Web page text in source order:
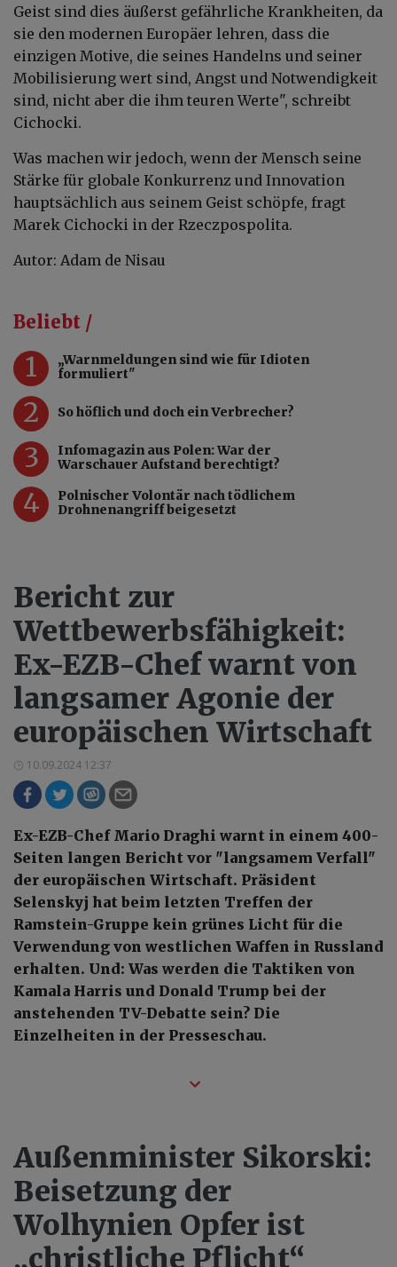
Geist sind dies äußerst gefährliche Krankheiten, da
sie den modernen Europäer lehren, dass die
einzigen Motive, die seines Handelns und seiner
Mobilisierung wert sind, Angst und Notwendigkeit
sind, nicht aber die ihm teuren Werte", schreibt
Cichocki.
Was machen wir jedoch, wenn der Mensch seine
Stärke für globale Konkurrenz und Innovation
hauptsächlich aus seinem Geist schöpfe, fragt
Marek Cichocki in der Rzeczpospolita.
Autor: Adam de Nisau
Beliebt /
1
„Warnmeldungen sind wie für Idioten
formuliert"
2 So höflich und doch ein Verbrecher?
3
Infomagazin aus Polen: War der
Warschauer Aufstand berechtigt?
4
Polnischer Volontär nach tödlichem
Drohnenangriff beigesetzt
Bericht zur
Wettbewerbsfähigkeit:
Ex-EZB-Chef warnt von
langsamer Agonie der
europäischen Wirtschaft
10.09.2024 12:37
Ex-EZB-Chef Mario Draghi warnt in einem 400-
Seiten langen Bericht vor "langsamem Verfall"
der europäischen Wirtschaft. Präsident
Selenskyj hat beim letzten Treffen der
Ramstein-Gruppe kein grünes Licht für die
Verwendung von westlichen Waffen in Russland
erhalten. Und: Was werden die Taktiken von
Kamala Harris und Donald Trump bei der
anstehenden TV-Debatte sein? Die
Einzelheiten in der Presseschau.
Außenminister Sikorski:
Beisetzung der
Wolhynien Opfer ist
„christliche Pflicht“